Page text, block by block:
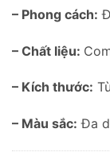
– Phong cách:
– Chất liệu:
– Kích thước:
– Màu sắc: Đa